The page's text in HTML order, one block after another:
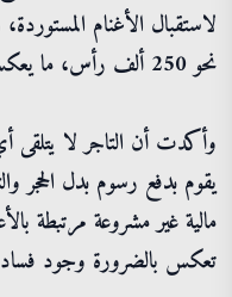
لاستقبال الأغنام
نحو 250 ألف رأس، ما يعكس حجم النشاط التجاري في المحافظة.
وأكدت أن التاجر لا
يقوم بدفع رسوم بدل الحجر
مالية غير مشروعة مرتبطة
تعكس بالضرورة وجود